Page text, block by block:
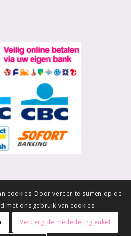
cookies. Door verder te surfen op de
met ons gebruik van cookies.
Verberg de mededeling enkel